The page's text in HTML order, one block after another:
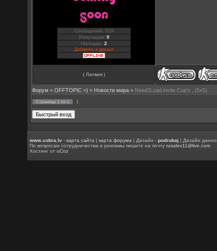
Сообщений: 529
Репутация: 9
Награды:2
Добавить в друзья
( Латвия )
Форум » OFFTOPIC =) » Новости мира » Need2Load invite Cup's , (5x5)
Страница 1 из 1 1
www.cobra.lv -карта сайта |карта форума | Дизайн -podrubaj | Дизайн
По вопросам сотрудничества и рекламы пишите на почтуrusalex11@live.com
Хостинг отuCoz